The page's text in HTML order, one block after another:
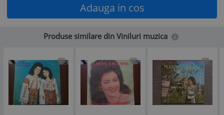
Adauga in cos
Produse similare din Viniluri muzica